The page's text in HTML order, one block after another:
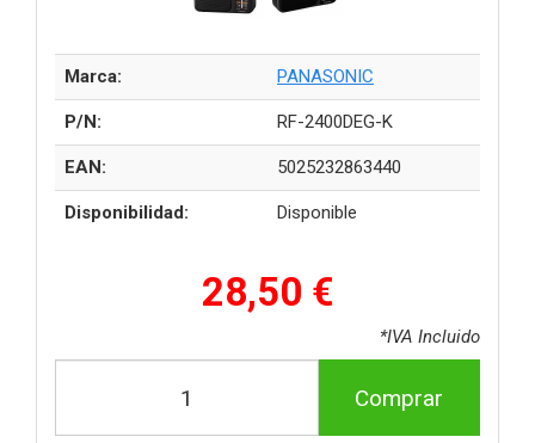
Marca: PANASONIC
P/N: RF-2400DEG-K
EAN: 5025232863440
Disponibilidad: Disponible
28,50 €
*IVA Incluido
Comprar